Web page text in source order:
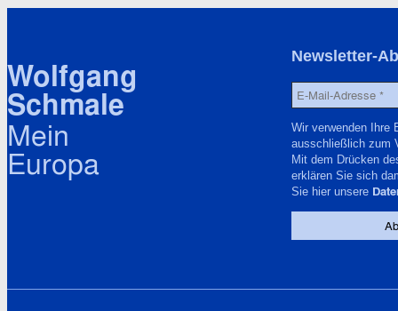
Wolfgang
Schmale
Mein
Europa
Newsletter-
Wir verwenden Ihre
ausschließlich zum
Mit dem Drücken
erklären Sie sich
Sie hier unsere